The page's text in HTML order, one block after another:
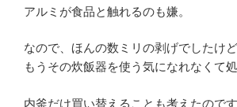
アルミが食品と触れるのも嫌。
なので、ほんの数ミリの剥げでしたけど
もうその炊飯器を使う気になれなくて処
内釜だけ買い替えることも考えたのです